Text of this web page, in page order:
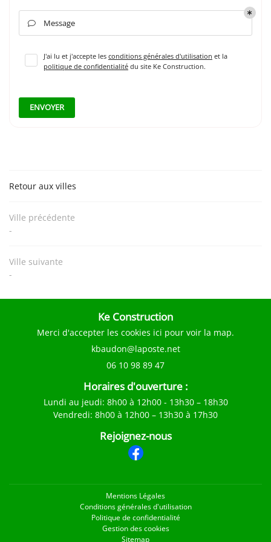
 Message
J'ai lu et j'accepte les conditions générales d'utilisation et la
politique de confidentialité du site Ke Construction.
ENVOYER
Retour aux villes
Ville précédente
-
Ville suivante
-
Ke Construction
Merci d'accepter les cookies ici pour voir la map.
06 10 98 89 47
Horaires d'ouverture :
Lundi au jeudi: 8h00 à 12h00 - 13h30 – 18h30
Vendredi: 8h00 à 12h00 – 13h30 à 17h30
Rejoignez-nous
Mentions Légales
Conditions générales d'utilisation
Politique de confidentialité
Gestion des cookies
Sitemap